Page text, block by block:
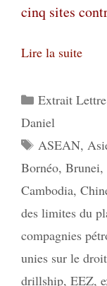
cinq sites
Lire la suite
Catégories
Extrait
Daniel
Étiquettes
ASEAN,
Bornéo, Brunei,
Cambodia,
des limites du
compagnies
unies sur le
drillship, EEZ,